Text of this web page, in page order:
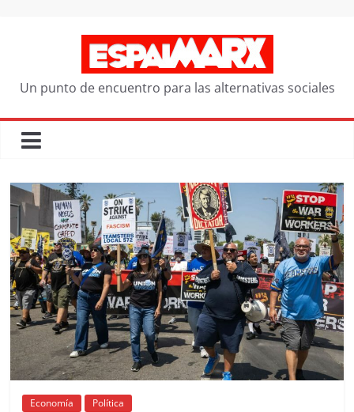
Un punto de encuentro para las alternativas sociales
Economía Política